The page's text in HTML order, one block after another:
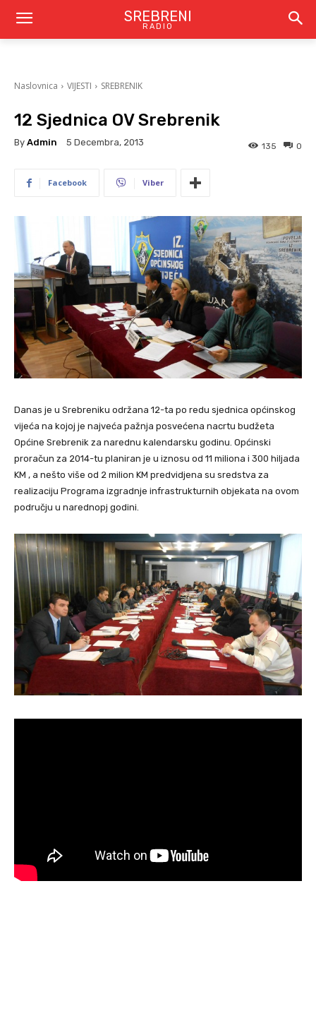
SREBRENI
RADIO
Naslovnica VIJESTI SREBRENIK
12 Sjednica OV Srebrenik
By Admin 5 Decembra, 2013 0
135
Facebook Viber
Danas je u Srebreniku održana 12-ta po redu sjednica općinskog
vijeća na kojoj je najveća pažnja posvećena nacrtu budžeta
Općine Srebrenik za narednu kalendarsku godinu. Općinski
proračun za 2014-tu planiran je u iznosu od 11 miliona i 300 hiljada
KM , a nešto više od 2 milion KM predvidjena su sredstva za
realizaciju Programa izgradnje infrastrukturnih objekata na ovom
području u narednopj godini.